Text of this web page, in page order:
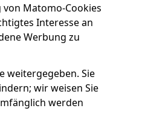
von Matomo-Cookies
Interesse an
Werbung zu
weitergegeben. Sie
wir weisen Sie
werden